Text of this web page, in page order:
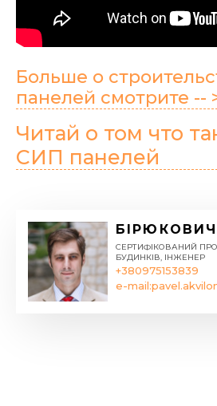
Больше о
панелей смотрите --
Читай о том что
СИП панелей
СЕРТИФІКОВАНИЙ
БУДИНКІВ, ІНЖЕНЕР
+380975153839
e-mail: